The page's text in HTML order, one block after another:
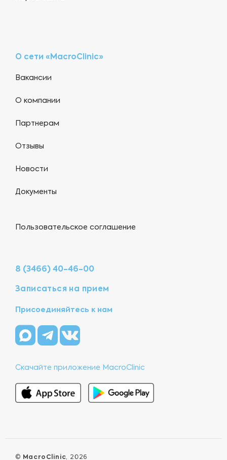
О сети «MacroClinic»
Вакансии
О компании
Партнерам
Отзывы
Новости
Документы
Пользовательское соглашение
8 (3466) 40-46-00
Записаться на прием
Присоединяйтесь к нам
Скачайте приложение MacroClinic
© MacroClinic, 2026